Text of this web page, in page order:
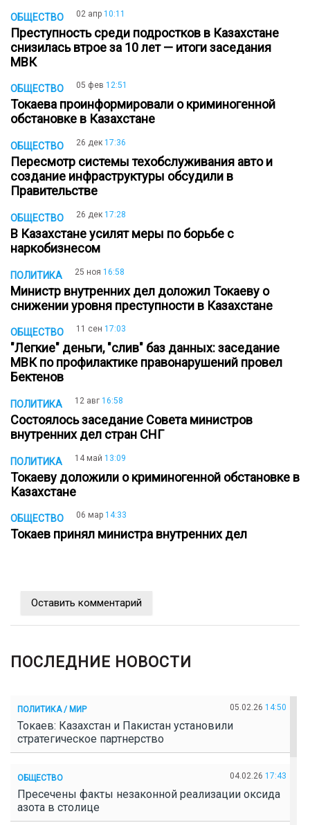
ОБЩЕСТВО 02 апр 10:11
Преступность среди подростков в Казахстане
снизилась втрое за 10 лет — итоги заседания
МВК
ОБЩЕСТВО 05 фев 12:51
Токаева проинформировали о криминогенной
обстановке в Казахстане
ОБЩЕСТВО 26 дек 17:36
Пересмотр системы техобслуживания авто и
создание инфраструктуры обсудили в
Правительстве
ОБЩЕСТВО 26 дек 17:28
В Казахстане усилят меры по борьбе с
наркобизнесом
ПОЛИТИКА 25 ноя 16:58
Министр внутренних дел доложил Токаеву о
снижении уровня преступности в Казахстане
ОБЩЕСТВО 11 сен 17:03
"Легкие" деньги, "слив" баз данных: заседание
МВК по профилактике правонарушений провел
Бектенов
ПОЛИТИКА 12 авг 16:58
Состоялось заседание Совета министров
внутренних дел стран СНГ
ПОЛИТИКА 14 май 13:09
Токаеву доложили о криминогенной обстановке в
Казахстане
ОБЩЕСТВО 06 мар 14:33
Токаев принял министра внутренних дел
Оставить комментарий
ПОСЛЕДНИЕ НОВОСТИ
ПОЛИТИКА / МИР 05.02.26 14:50
Токаев: Казахстан и Пакистан установили
стратегическое партнерство
ОБЩЕСТВО 04.02.26 17:43
Пресечены факты незаконной реализации оксида
азота в столице